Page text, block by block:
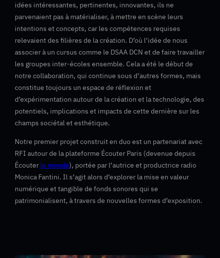
idées intéressantes, pertinentes, innovantes, ils ne
parvenaient pas à matérialiser, à mettre en scène leurs
intentions et concepts, car les compétences requises
relevaient des filières de la création. D’où l’idée de nous
associer à un cursus comme le DSAA DCN et de faire travailler
les groupes inter-écoles ensemble. Cela a été le début de
notre collaboration, qui continue sous d’autres formes, mais
constitue toujours un espace de réflexion et
d’expérimentation autour de la création et la technologie, des
potentiels, implications et impacts de cette dernière sur les
champs sociétal et esthétique.
Notre premier projet construit en duo est un partenariat avec
RFI autour de la plateforme Écouter Paris (devenue depuis
Écouter le monde), portée par l’autrice et productrice radio
Monica Fantini. Il s’agit alors d’explorer la mise en valeur
numérique et tangible de fonds sonores qui se
patrimonialisent, à travers de nouvelles formes d’exposition.